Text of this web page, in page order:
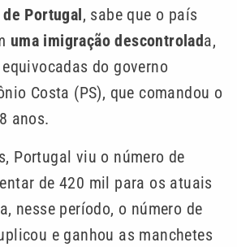
Portugal, sabe que o país
uma imigração descontrolada,
do governo
Costa (PS), que comandou o
anos.
Portugal viu o número de
de 420 mil para os atuais
nesse período, o número de
e ganhou as manchetes